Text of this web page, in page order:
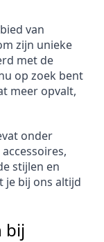
van
zijn unieke
met de
op zoek bent
meer opvalt,
onder
stijlen en
je bij ons altijd
bij